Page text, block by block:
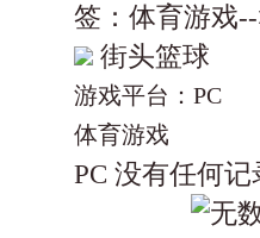
签：体育游戏
街头篮球
游戏平台：PC
体育游戏
PC 没有任何